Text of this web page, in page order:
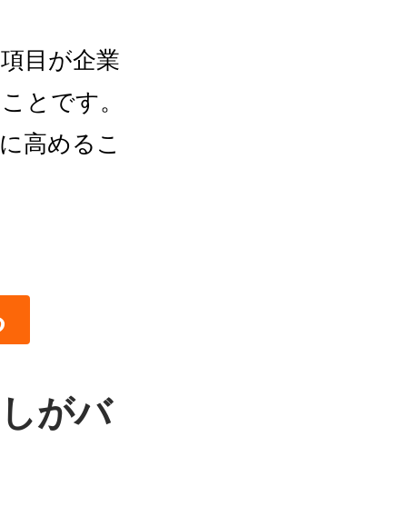
目が企業
とです。
高めるこ
がバ